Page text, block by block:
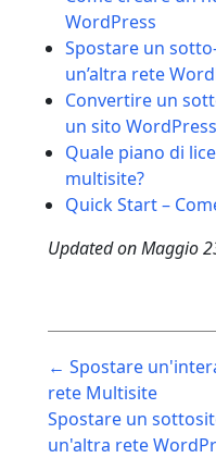
WordPress
Spostare un
un’altra rete
Convertire un
un sito
Quale piano di
multisite?
Quick Start –
Updated onMaggio
navigation
← Spostare
rete Multisite
Spostare un
un'altra rete